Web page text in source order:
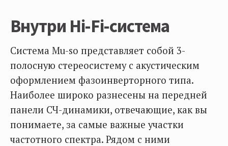
Внутри Hi-Fi-система
Система Mu-so представляет собой 3-
полосную стереосистему с акустическим
оформлением фазоинверторного типа.
Наиболее широко разнесены на передней
панели СЧ-динамики, отвечающие, как вы
понимаете, за самые важные участки
частотного спектра. Рядом с ними